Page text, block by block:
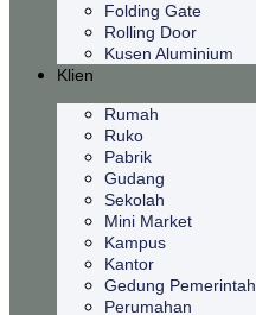
Folding Gate
Rolling Door
Kusen Aluminium
Klien
Rumah
Ruko
Pabrik
Gudang
Sekolah
Mini Market
Kampus
Kantor
Gedung Pemerintah
Perumahan